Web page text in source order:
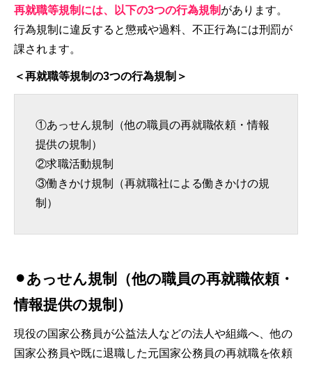
再就職等規制には、以下の3つの行為規制 があります。
行為規制に違反すると懲戒や過料、不正行為には刑罰が
課されます。
＜再就職等規制の3つの行為規制＞
①あっせん規制（他の職員の再就職依頼・情報
提供の規制）
②求職活動規制
③働きかけ規制（再就職社による働きかけの規
制）
⚫︎あっせん規制（他の職員の再就職依頼・
情報提供の規制）
現役の国家公務員が公益法人などの法人や組織へ、他の
国家公務員や既に退職した元国家公務員の再就職を依頼